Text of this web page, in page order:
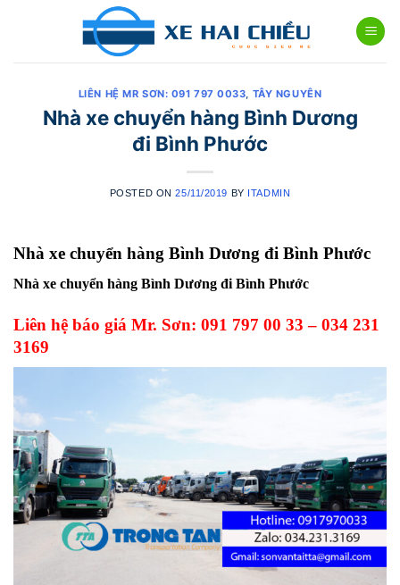
LIÊN HỆ MR SƠN: 091 797 0033, TÂY NGUYÊN
Nhà xe chuyển hàng Bình Dương
đi Bình Phước
POSTED ON25/11/2019 BY ITADMIN
Nhà xe chuyển hàng Bình Dương đi Bình Phước
Nhà xe chuyển hàng Bình Dương đi Bình Phước
Liên hệ báo giá Mr. Sơn: 091 797 00 33 – 034 231
3169